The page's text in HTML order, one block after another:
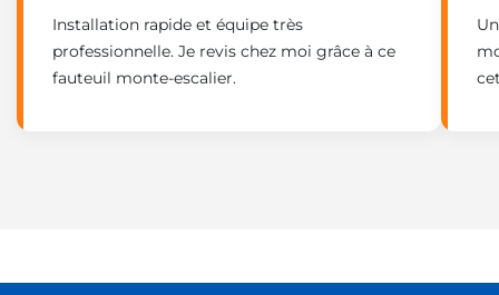
Installation rapide et équipe très
professionnelle. Je revis chez moi grâce à ce
fauteuil monte-escalier.